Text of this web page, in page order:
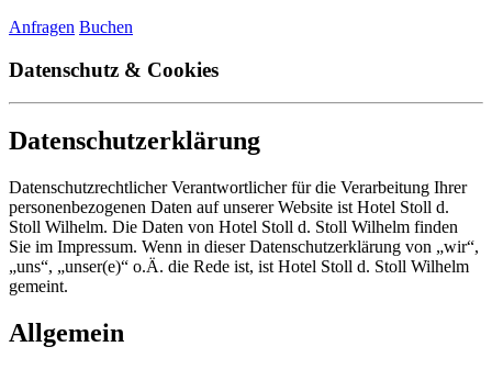
Anfragen Buchen
Datenschutz & Cookies
Datenschutzerklärung
Datenschutzrechtlicher Verantwortlicher für die Verarbeitung Ihrer
personenbezogenen Daten auf unserer Website ist Hotel Stoll d.
Stoll Wilhelm. Die Daten von Hotel Stoll d. Stoll Wilhelm finden
Sie im Impressum. Wenn in dieser Datenschutzerklärung von „wir“,
„uns“, „unser(e)“ o.Ä. die Rede ist, ist Hotel Stoll d. Stoll Wilhelm
gemeint.
Allgemein